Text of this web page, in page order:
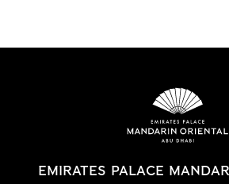
EMIRATES PALACE